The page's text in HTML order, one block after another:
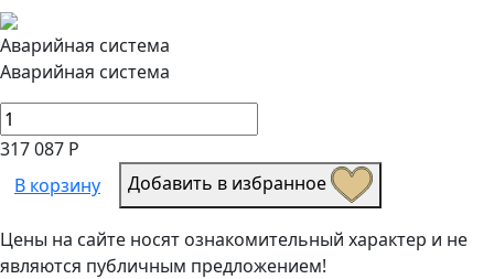
Аварийная система
Аварийная система
317 087 Р
В корзину
Добавить в избранное
Цены на сайте носят ознакомительный характер и не
являются публичным предложением!